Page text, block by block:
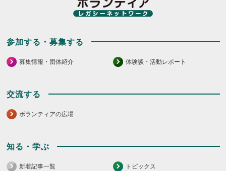
参加する・募集する
募集情報・団体紹介 体験談・活動レポート
交流する
ボランティアの広場
知る・学ぶ
新着記事一覧 トピックス